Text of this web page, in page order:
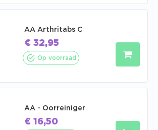
AA Arthritabs C
€ 32,95
Op voorraad
AA - Oorreiniger
€ 16,50